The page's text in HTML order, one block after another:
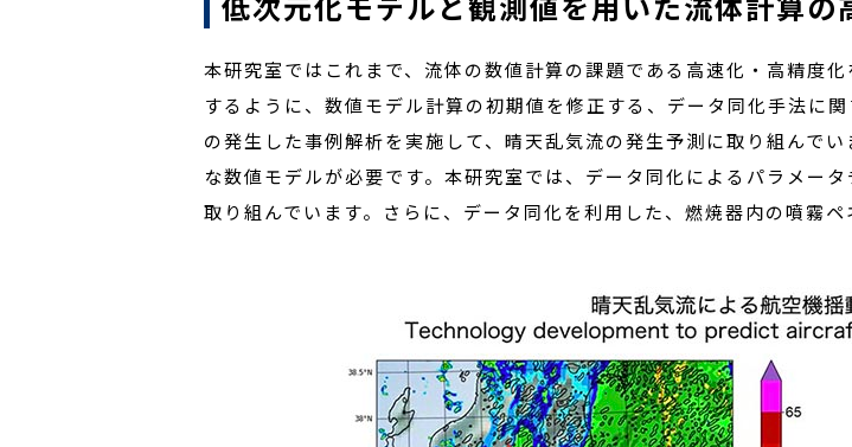
本研究室ではこれまで、流体の数値計算の課題である高速化・高精度
するように、数値モデル計算の初期値を修正する、データ同化手法に
の発生した事例解析を実施して、晴天乱気流の発生予測に取り組んで
な数値モデルが必要です。本研究室では、データ同化によるパラメー
取り組んでいます。さらに、データ同化を利用した、燃焼器内の噴霧